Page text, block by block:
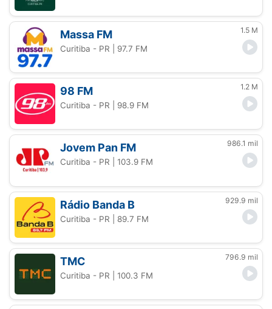
Massa FM 1.5 M
Curitiba - PR | 97.7 FM
98 FM 1.2 M
Curitiba - PR | 98.9 FM
Jovem Pan FM 986.1 mil
Curitiba - PR | 103.9 FM
Rádio Banda B 929.9 mil
Curitiba - PR | 89.7 FM
TMC 796.9 mil
Curitiba - PR | 100.3 FM